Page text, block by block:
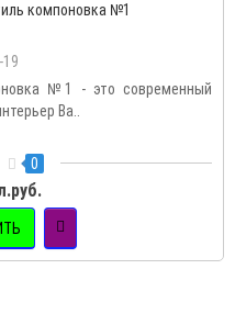
компоновка №1
19
№1 - это современный
Ва..
0